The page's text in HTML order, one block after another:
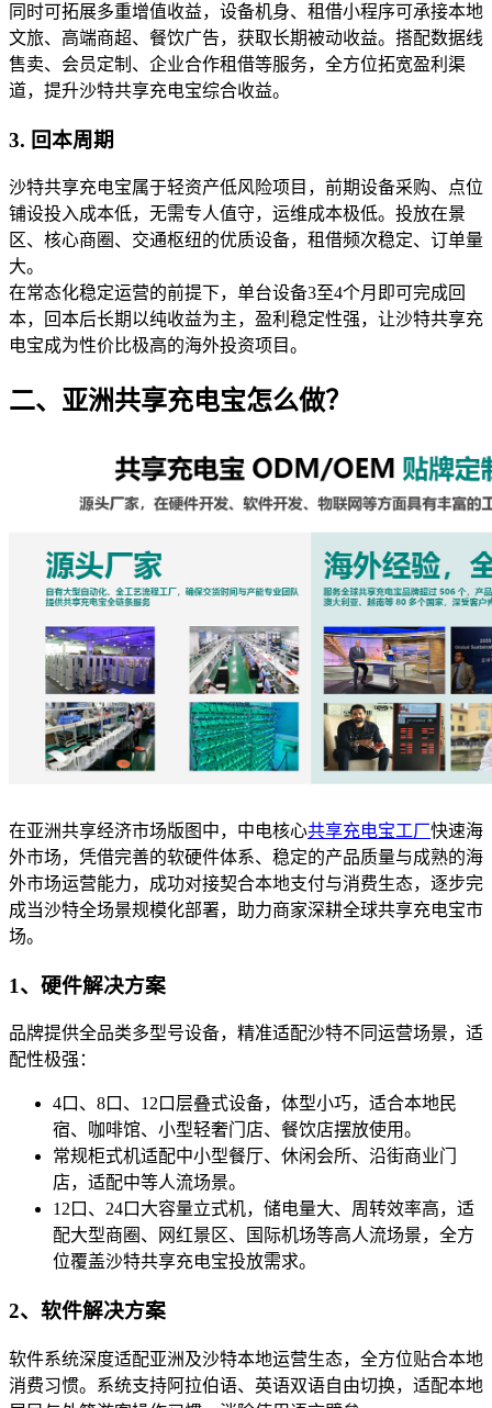
同时可拓展多重增值收益，设备机身、租借小程序可承接本地
文旅、高端商超、餐饮广告，获取长期被动收益。搭配数据线
售卖、会员定制、企业合作租借等服务，全方位拓宽盈利渠
道，提升沙特共享充电宝综合收益。
3. 回本周期
沙特共享充电宝属于轻资产低风险项目，前期设备采购、点位
铺设投入成本低，无需专人值守，运维成本极低。投放在景
区、核心商圈、交通枢纽的优质设备，租借频次稳定、订单量
大。
在常态化稳定运营的前提下，单台设备3至4个月即可完成回
本，回本后长期以纯收益为主，盈利稳定性强，让沙特共享充
电宝成为性价比极高的海外投资项目。
二、亚洲共享充电宝怎么做？
在亚洲共享经济市场版图中，中电核心共享充电宝工厂快速海
外市场，凭借完善的软硬件体系、稳定的产品质量与成熟的海
外市场运营能力，成功对接契合本地支付与消费生态，逐步完
成当沙特全场景规模化部署，助力商家深耕全球共享充电宝市
场。
1、硬件解决方案
品牌提供全品类多型号设备，精准适配沙特不同运营场景，适
配性极强：
4口、8口、12口层叠式设备，体型小巧，适合本地民
宿、咖啡馆、小型轻奢门店、餐饮店摆放使用。
常规柜式机适配中小型餐厅、休闲会所、沿街商业门
店，适配中等人流场景。
12口、24口大容量立式机，储电量大、周转效率高，适
配大型商圈、网红景区、国际机场等高人流场景，全方
位覆盖沙特共享充电宝投放需求。
2、软件解决方案
软件系统深度适配亚洲及沙特本地运营生态，全方位贴合本地
消费习惯。系统支持阿拉伯语、英语双语自由切换，适配本地